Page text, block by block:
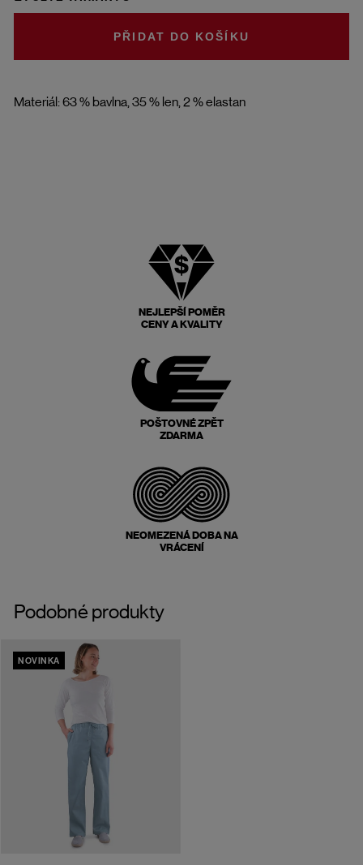
Materiál: 63 % bavlna, 35 % len, 2 % elastan
DO KOŠÍKU
NEJLEPŠÍ POMĚR
CENY A KVALITY
POŠTOVNÉ ZPĚT
ZDARMA
NEOMEZENÁ DOBA NA
VRÁCENÍ
Podobné produkty
NOVINKA